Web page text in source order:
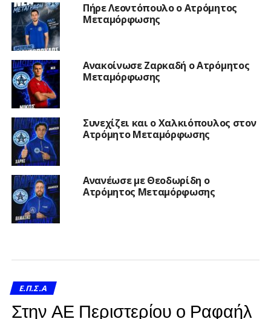
Πήρε Λεοντόπουλο ο Ατρόμητος
Μεταμόρφωσης
Ανακοίνωσε Ζαρκαδή ο Ατρόμητος
Μεταμόρφωσης
Συνεχίζει και ο Χαλκιόπουλος στον
Ατρόμητο Μεταμόρφωσης
Ανανέωσε με Θεοδωρίδη ο
Ατρόμητος Μεταμόρφωσης
Ε.Π.Σ.Α
Στην ΑΕ Περιστερίου ο Ραφαήλ